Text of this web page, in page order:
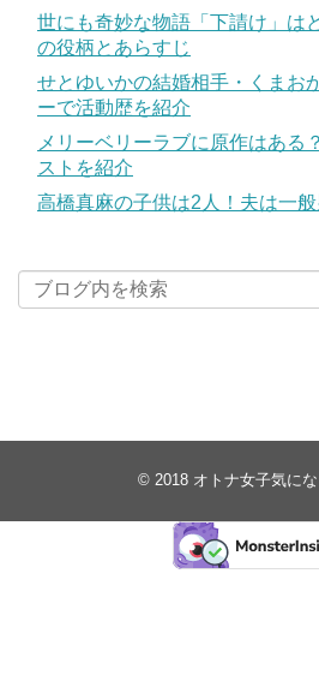
世にも奇妙な物語「下請け」は
の役柄とあらすじ
せとゆいかの結婚相手・くまお
ーで活動歴を紹介
メリーベリーラブに原作はある
ストを紹介
高橋真麻の子供は2人！夫は一
© 2018 オトナ女子気に